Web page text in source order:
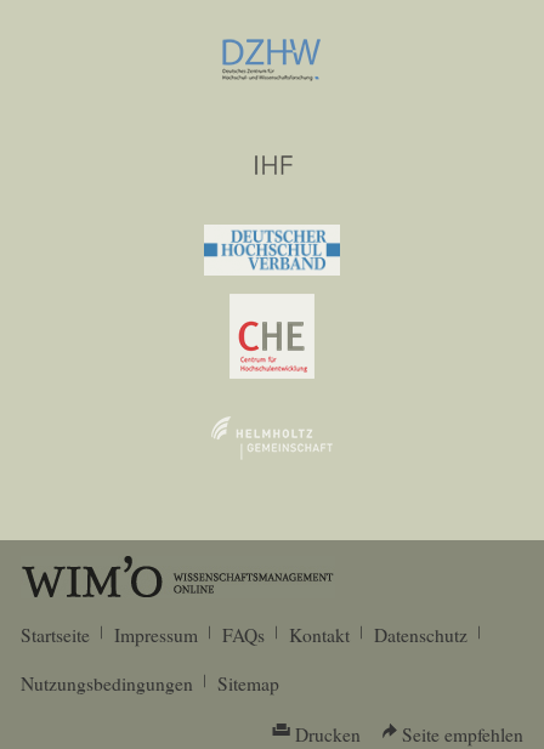
Startseite Impressum FAQs Kontakt
Datenschutz
Nutzungsbedingungen
Sitemap
Drucken Seite empfehlen